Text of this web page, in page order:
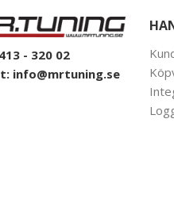
- 320 02
info@mrtuning.se